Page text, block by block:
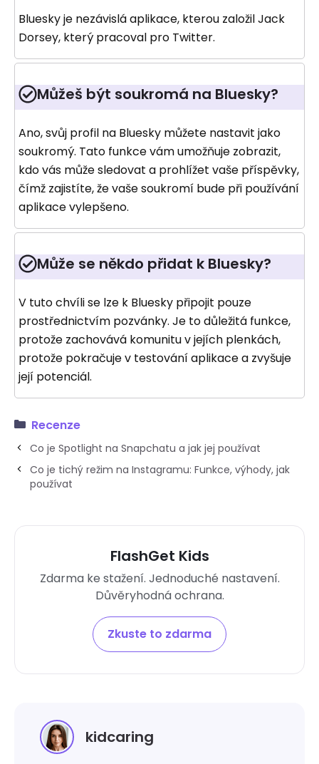
Bluesky je nezávislá aplikace, kterou založil Jack
Dorsey, který pracoval pro Twitter.
Můžeš být soukromá na Bluesky?
Ano, svůj profil na Bluesky můžete nastavit jako
soukromý. Tato funkce vám umožňuje zobrazit,
kdo vás může sledovat a prohlížet vaše příspěvky,
čímž zajistíte, že vaše soukromí bude při používání
aplikace vylepšeno.
Může se někdo přidat k Bluesky?
V tuto chvíli se lze k Bluesky připojit pouze
prostřednictvím pozvánky. Je to důležitá funkce,
protože zachovává komunitu v jejích plenkách,
protože pokračuje v testování aplikace a zvyšuje
její potenciál.
Recenze
Co je Spotlight na Snapchatu a jak jej používat
Co je tichý režim na Instagramu: Funkce, výhody, jak
používat
FlashGet Kids
Zdarma ke stažení. Jednoduché nastavení.
Důvěryhodná ochrana.
Zkuste to zdarma
kidcaring